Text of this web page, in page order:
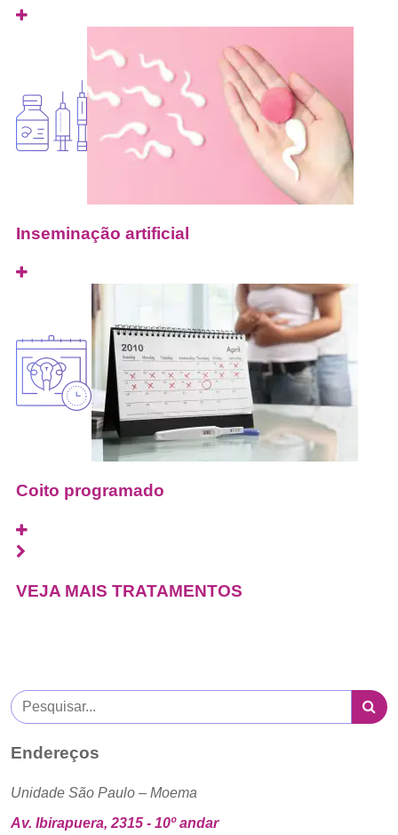
Inseminação artificial
Coito programado
VEJA MAIS TRATAMENTOS
Endereços
Unidade São Paulo – Moema
Av. Ibirapuera, 2315 - 10º andar